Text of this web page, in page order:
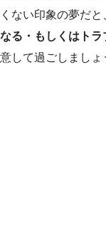
くない印象の夢だと
なる・もしくはトラ
意して過ごしましょ